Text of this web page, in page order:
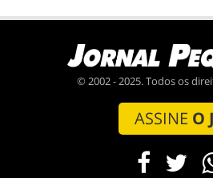
© 2002 - 2025. Todos os
ASSINE O